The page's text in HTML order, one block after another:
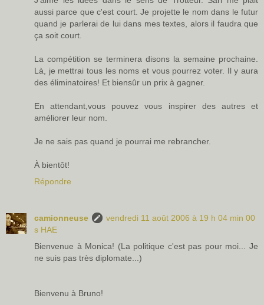
aussi parce que c'est court. Je projette le nom dans le futur
quand je parlerai de lui dans mes textes, alors il faudra que
ça soit court.
La compétition se terminera disons la semaine prochaine.
Là, je mettrai tous les noms et vous pourrez voter. Il y aura
des éliminatoires! Et biensûr un prix à gagner.
En attendant,vous pouvez vous inspirer des autres et
améliorer leur nom.
Je ne sais pas quand je pourrai me rebrancher.
À bientôt!
Répondre
camionneuse
vendredi 11 août 2006 à 19 h 04 min 00
s HAE
Bienvenue à Monica! (La politique c'est pas pour moi... Je
ne suis pas très diplomate...)
Bienvenu à Bruno!